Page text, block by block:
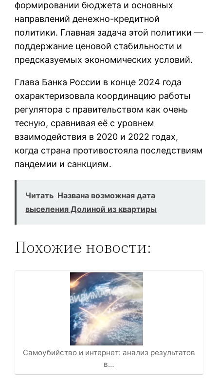
формировании бюджета и основных
направлений денежно-кредитной
политики. Главная задача этой политики —
поддержание ценовой стабильности и
предсказуемых экономических условий.
Глава Банка России в конце 2024 года
охарактеризовала координацию работы
регулятора с правительством как очень
тесную, сравнивая её с уровнем
взаимодействия в 2020 и 2022 годах,
когда страна противостояла последствиям
пандемии и санкциям.
Читать Названа возможная дата
выселения Долиной из квартиры
Похожие новости:
Самоубийство и интернет: анализ результатов
в…